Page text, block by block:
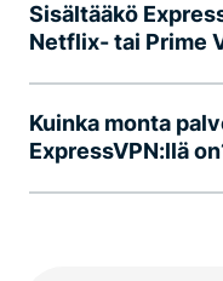
Sisältääkö
Netflix- tai Prime
Kuinka monta
ExpressVPN:llä